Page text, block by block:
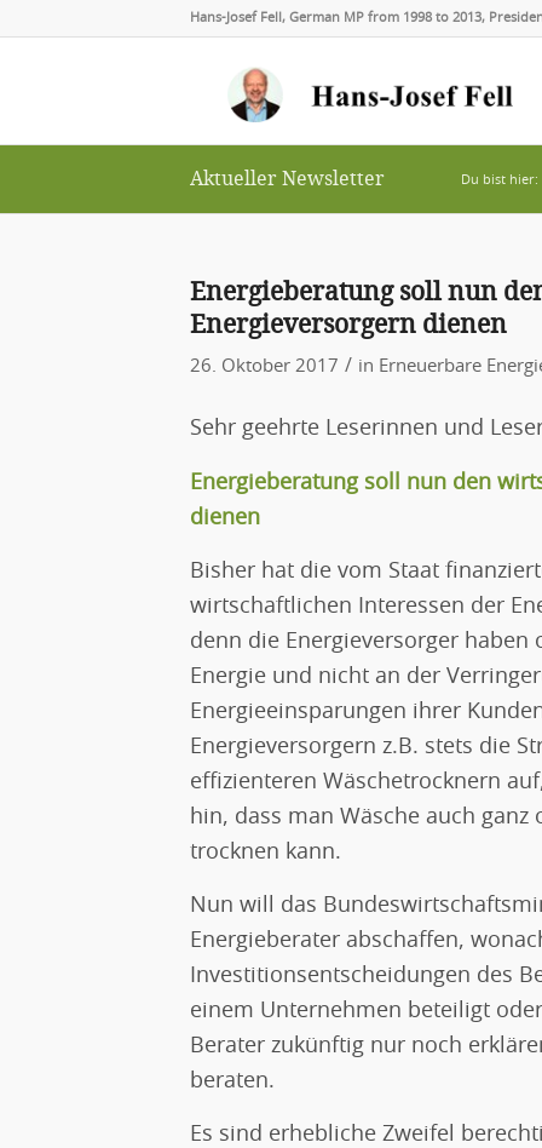
Hans-Josef Fell, German MP from 1998 to 2013,
Aktueller Newsletter Du bist hier:
Energieberatung soll nun
Energieversorgern dienen
26. Oktober 2017 / in Erneuerbare
Sehr geehrte Leserinnen und
Energieberatung soll nun den
dienen
Bisher hat die vom Staat
wirtschaftlichen Interessen der
denn die Energieversorger haben
Energie und nicht an der
Energieeinsparungen ihrer
Energieversorgern z.B. stets die
effizienteren Wäschetrocknern
hin, dass man Wäsche auch
trocknen kann.
Nun will das
Energieberater abschaffen,
Investitionsentscheidungen des
einem Unternehmen beteiligt
Berater zukünftig nur noch
beraten.
Es sind erhebliche Zweifel